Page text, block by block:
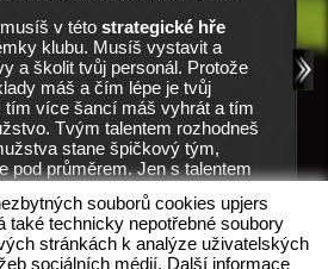
v této strategické hře
klubu. Musíš vystavit a
a školit tvůj personál. Protože
máš a čím lépe je tvůj
tím více šancí máš vyhrát a tím
Tvým talentem rozhodneš
stane špičkový tým,
pod průměrem. Jen s talentem
fotbalovou online hru!
11Legends a splň tvé sny o
týmu.
klub
zápasy.
můžeš
zajistit
souborů cookies upjers
také technicky nepotřebné soubory
stránkách k analýze uživatelských
sociálních médií. Další informace